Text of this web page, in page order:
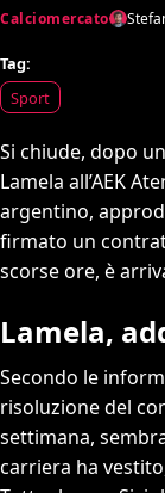
Calciomercato
Tag:
Sport
Si chiude, dopo
Lamela all’AEK
argentino,
firmato un
scorse ore, è
Lamela,
Secondo le
risoluzione del
settimana,
carriera ha